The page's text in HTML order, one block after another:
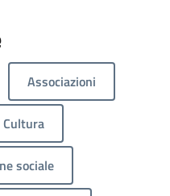
Associazioni
Cultura
sociale